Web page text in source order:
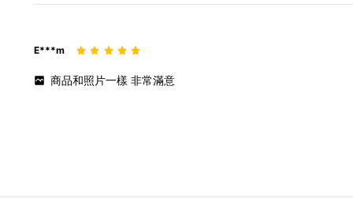
E***m
商品和照片一樣非常滿意